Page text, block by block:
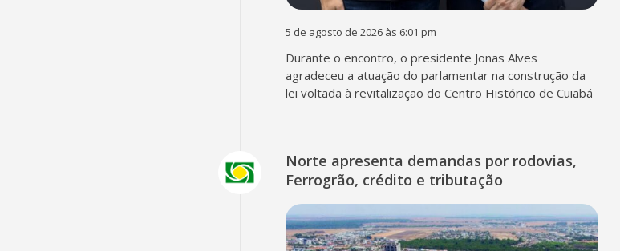
5 de agosto de 2026 às 6:01 pm
Durante o encontro, o presidente Jonas Alves
agradeceu a atuação do parlamentar na construção da
lei voltada à revitalização do Centro Histórico de Cuiabá
Norte apresenta demandas por rodovias,
Ferrogrão, crédito e tributação